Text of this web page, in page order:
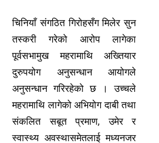
चिनियाँ संगठित गिरोहसँग मिलेर सुन
तस्करी गरेको आरोप लागेका
पूर्वसभामुख महरामाथि अख्तियार
दुरुपयोग अनुसन्धान आयोगले
अनुसन्धान गरिरहेको छ । उच्चले
महरामाथि लागेको अभियोग दाबी तथा
संकलित सबूत प्रमाण, उमेर र
स्वास्थ्य अवस्थासमेतलाई मध्यनजर